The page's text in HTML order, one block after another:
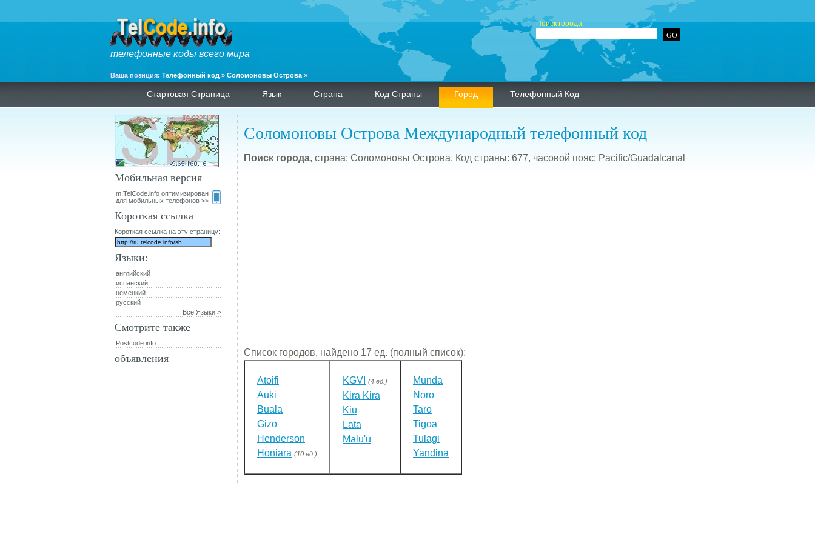
телефонные коды всего мира
Ваша позиция: Телефонный код » Соломоновы Острова »
Поиск города:
Стартовая Страница Язык Страна Код Страны Город Телефонный Код
Соломоновы Острова Международный телефонный код
Поиск города, страна: Соломоновы Острова, Код страны: 677, часовой пояс: Pacific/Guadalcanal
Список городов, найдено 17 ед. (полный список):
Atoifi
Auki
Buala
Gizo
Henderson
Honiara (10 ед.)
KGVI (4 ед.)
Kira Kira
Kiu
Lata
Malu'u
Munda
Noro
Taro
Tigoa
Tulagi
Yandina
Мобильная версия
m.TelCode.info оптимизирован
для мобильных телефонов >>
Короткая ссылка
Короткая ссылка на эту страницу:
Языки:
английский
испанский
немецкий
русский
Все Языки >
Смотрите также
Postcode.info
объявления